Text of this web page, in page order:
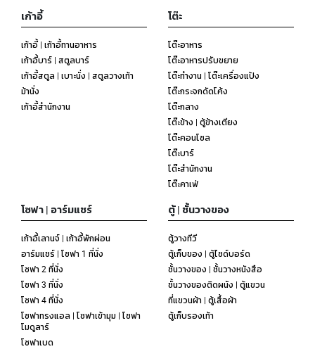
เก้าอี้
เก้าอี้ | เก้าอี้ทานอาหาร
เก้าอี้บาร์ | สตูลบาร์
เก้าอี้สตูล | เบาะนั่ง | สตูลวางเท้า
ม้านั่ง
เก้าอี้สำนักงาน
โต๊ะ
โต๊ะอาหาร
โต๊ะอาหารปรับขยาย
โต๊ะทำงาน | โต๊ะเครื่องแป้ง
โต๊ะกระจกดัดโค้ง
โต๊ะกลาง
โต๊ะข้าง | ตู้ข้างเตียง
โต๊ะคอนโซล
โต๊ะบาร์
โต๊ะสำนักงาน
โต๊ะคาเฟ่
โซฟา | อาร์มแชร์
เก้าอี้เลานจ์ | เก้าอี้พักผ่อน
อาร์มแชร์ | โซฟา 1 ที่นั่ง
โซฟา 2 ที่นั่ง
โซฟา 3 ที่นั่ง
โซฟา 4 ที่นั่ง
โซฟาทรงแอล | โซฟาเข้ามุม | โซฟา
โมดูลาร์
โซฟาเบด
ตู้ | ชั้นวางของ
ตู้วางทีวี
ตู้เก็บของ | ตู้ไซด์บอร์ด
ชั้นวางของ | ชั้นวางหนังสือ
ชั้นวางของติดผนัง | ตู้แขวน
ที่แขวนผ้า | ตู้เสื้อผ้า
ตู้เก็บรองเท้า